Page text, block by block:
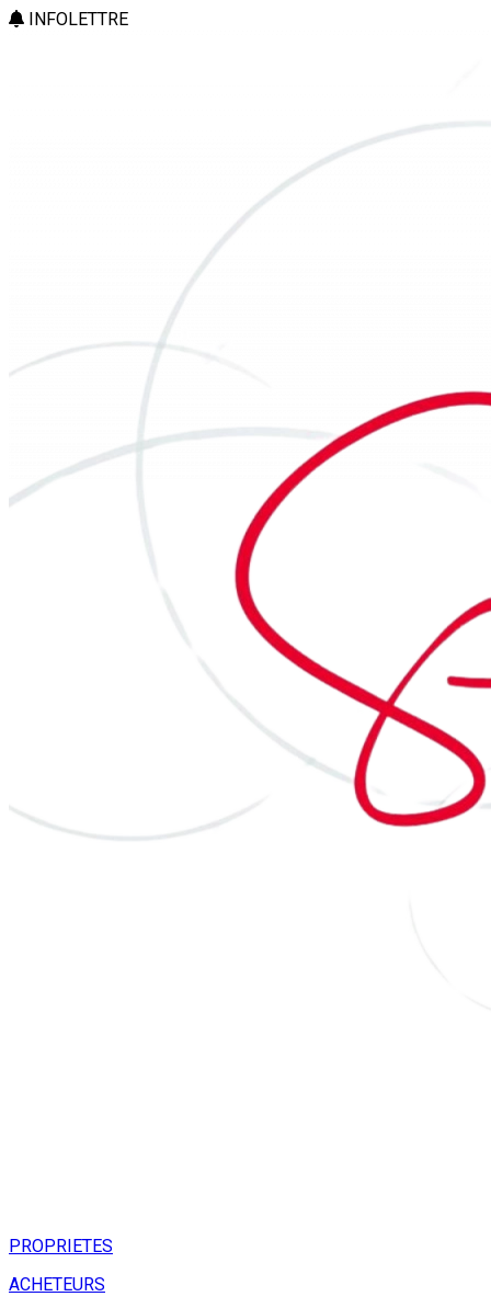
INFOLETTRE
PROPRIETES
ACHETEURS